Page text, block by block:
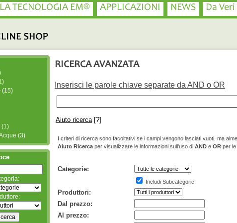
LA TECNOLOGIA EM® APPLICAZIONI NEWS Da
RICERCA AVANZATA
Inserisci le parole chiave separate da AND o OR
Aiuto ricerca [?]
I criteri di ricerca sono facoltativi se i campi vengono lasciati vuoti, ma
Aiuto Ricerca per visualizzare le informazioni sull'uso di AND e OR per le
Categorie:
Includi Subcategorie
Produttori:
Dal prezzo:
Al prezzo:
(15)
(1)
(3)